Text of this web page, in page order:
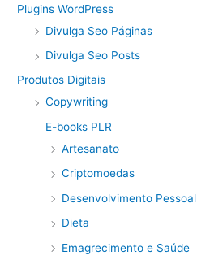
Plugins WordPress
Divulga Seo Páginas
Divulga Seo Posts
Produtos Digitais
Copywriting
E-books PLR
Artesanato
Criptomoedas
Desenvolvimento Pessoal
Dieta
Emagrecimento e Saúde